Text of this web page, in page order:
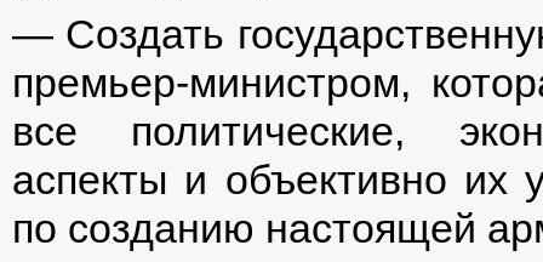
— Создать
премьер-министром,
все политические,
аспекты и объективно их
по созданию настоящей